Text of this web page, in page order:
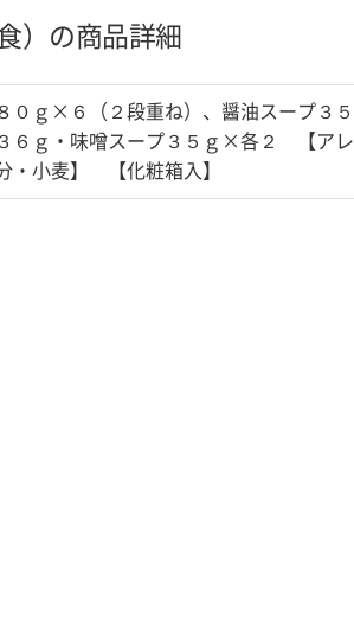
）の商品詳細
０ｇ×６（２段重ね）、醤油スープ３５
６ｇ・味噌スープ３５ｇ×各２ 【アレ
・小麦】 【化粧箱入】